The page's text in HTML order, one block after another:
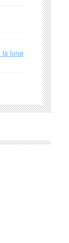
la luna